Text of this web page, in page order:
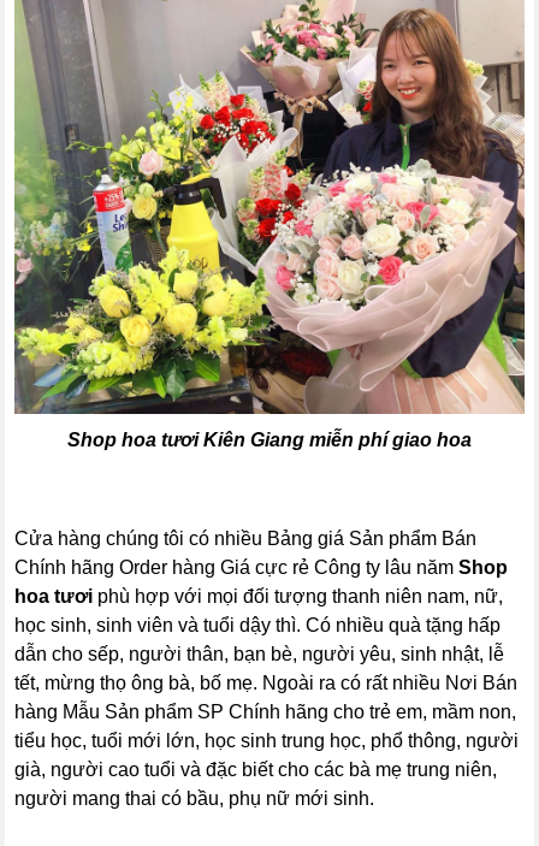
Shop hoa tươi Kiên Giang miễn phí giao hoa
Cửa hàng chúng tôi có nhiều Bảng giá Sản phẩm Bán
Chính hãng Order hàng Giá cực rẻ Công ty lâu nămShop
hoa tươi phù hợp với mọi đối tượng thanh niên nam, nữ,
học sinh, sinh viên và tuổi dậy thì. Có nhiều quà tặng hấp
dẫn cho sếp, người thân, bạn bè, người yêu, sinh nhật, lễ
tết, mừng thọ ông bà, bố mẹ. Ngoài ra có rất nhiều Nơi Bán
hàng Mẫu Sản phẩm SP Chính hãng cho trẻ em, mầm non,
tiểu học, tuổi mới lớn, học sinh trung học, phổ thông, người
già, người cao tuổi và đặc biết cho các bà mẹ trung niên,
người mang thai có bầu, phụ nữ mới sinh.